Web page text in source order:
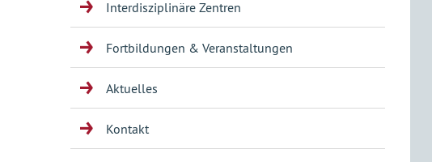
Interdisziplinäre Zentren
Fortbildungen & Veranstaltungen
Aktuelles
Kontakt